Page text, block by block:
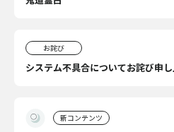
お詫び
システム不具合についてお詫び申し
新コンテンツ